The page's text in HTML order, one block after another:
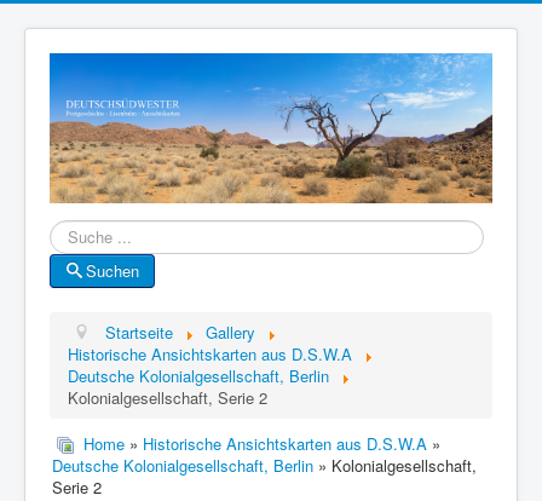
Suche
Suchen
Startseite
Gallery
Historische Ansichtskarten aus D.S.W.A
Deutsche Kolonialgesellschaft, Berlin
Kolonialgesellschaft, Serie 2
Home » Historische Ansichtskarten aus D.S.W.A »
Deutsche Kolonialgesellschaft, Berlin » Kolonialgesellschaft,
Serie 2